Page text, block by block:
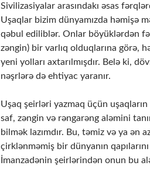
Sivilizasiyalar arasındakı əsas
Uşaqlar bizim dünyamızda həmişə
qəbul ediliblər. Onlar böyüklərdən
zəngin) bir varlıq olduqlarına görə,
yeni yolları axtarılmışdır. Belə ki,
nəşrlərə də ehtiyac yaranır.
Uşaq şeirləri yazmaq üçün uşaqların
saf, zəngin və rəngarəng aləmini
bilmək lazımdır. Bu, təmiz və ya ən
çirklənməmiş bir dünyanın
İmanzadənin şeirlərindən onun bu